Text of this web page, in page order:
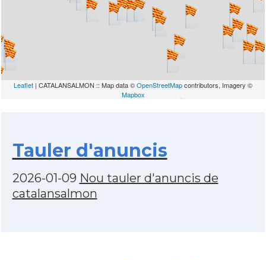
Leaflet | CATALANSALMON :: Map data ©OpenStreetMapcontributors, Imagery ©
Mapbox
Tauler d'anuncis
2026-01-09 Nou tauler d'anuncis de
catalansalmon